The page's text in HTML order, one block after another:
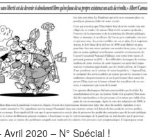
Avril 2020 – N° Spécial !